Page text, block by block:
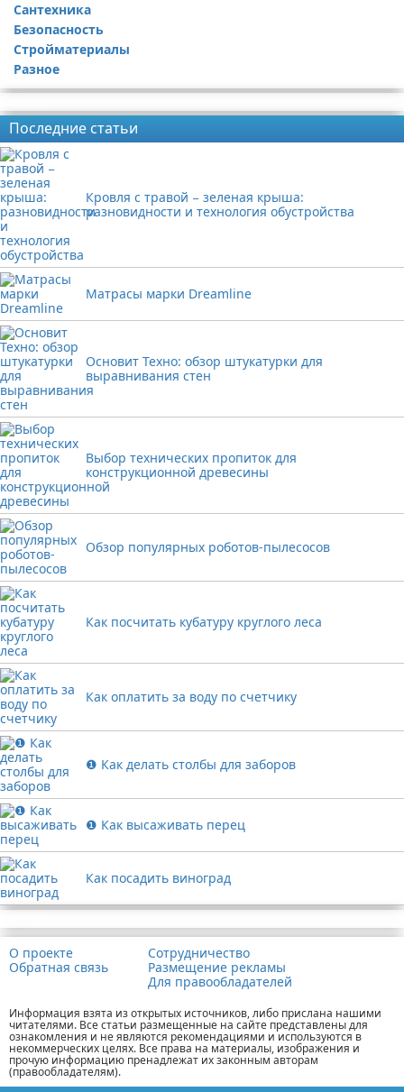
Сантехника
Безопасность
Стройматериалы
Разное
Последние статьи
Кровля с травой − зеленая крыша:
разновидности и технология обустройства
Матрасы марки Dreamline
Основит Техно: обзор штукатурки для
выравнивания стен
Выбор технических пропиток для
конструкционной древесины
Обзор популярных роботов-пылесосов
Как посчитать кубатуру круглого леса
Как оплатить за воду по счетчику
❶ Как делать столбы для заборов
❶ Как высаживать перец
Как посадить виноград
О проекте
Обратная связь
Сотрудничество
Размещение рекламы
Для правообладателей
Информация взята из открытых источников, либо прислана нашими
читателями. Все статьи размещенные на сайте представлены для
ознакомления и не являются рекомендациями и используются в
некоммерческих целях. Все права на материалы, изображения и
прочую информацию пренадлежат их законным авторам
(правообладателям).